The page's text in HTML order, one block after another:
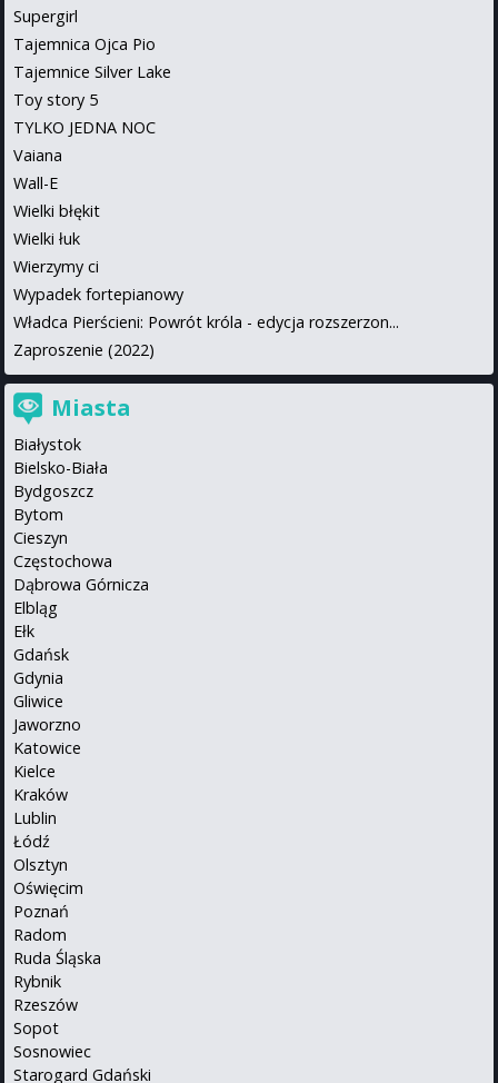
Supergirl
Tajemnica Ojca Pio
Tajemnice Silver Lake
Toy story 5
TYLKO JEDNA NOC
Vaiana
Wall-E
Wielki błękit
Wielki łuk
Wierzymy ci
Wypadek fortepianowy
Władca Pierścieni: Powrót króla - edycja rozszerzon...
Zaproszenie (2022)
Miasta
Białystok
Bielsko-Biała
Bydgoszcz
Bytom
Cieszyn
Częstochowa
Dąbrowa Górnicza
Elbląg
Ełk
Gdańsk
Gdynia
Gliwice
Jaworzno
Katowice
Kielce
Kraków
Lublin
Łódź
Olsztyn
Oświęcim
Poznań
Radom
Ruda Śląska
Rybnik
Rzeszów
Sopot
Sosnowiec
Starogard Gdański